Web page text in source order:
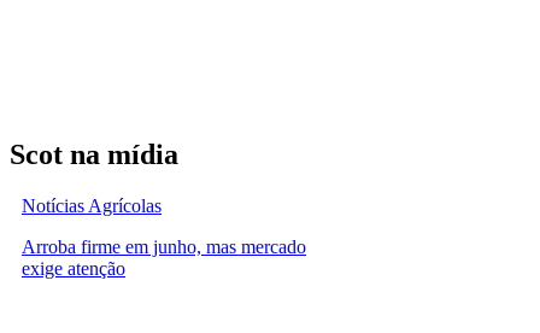
Scot na mídia
Notícias Agrícolas
Arroba firme em junho, mas mercado
exige atenção